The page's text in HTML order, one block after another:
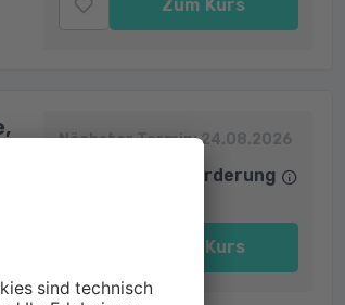
Zum Kurs
Nächster Termin:24.08.2026
Kostenlos mit Förderung
Zum Kurs